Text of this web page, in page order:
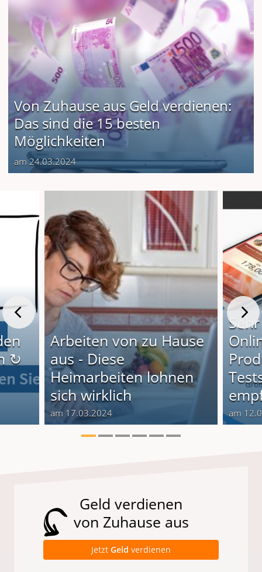
Von Zuhause aus Geld verdienen:
Das sind die 15 besten
Möglichkeiten
am 24.03.2024
↻
Arbeiten von zu Hause
aus - Diese
Heimarbeiten lohnen
sich wirklich
am 17.03.2024 am
Geld verdienen
von Zuhause aus
Jetzt Geld verdienen